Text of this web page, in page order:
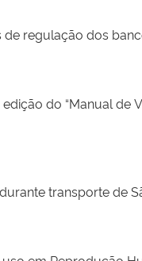
regulação dos
do “Manual de
transporte de